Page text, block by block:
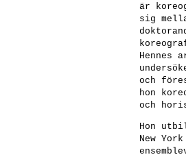
är
sig
Hennes
och
hon
och
Hon
New